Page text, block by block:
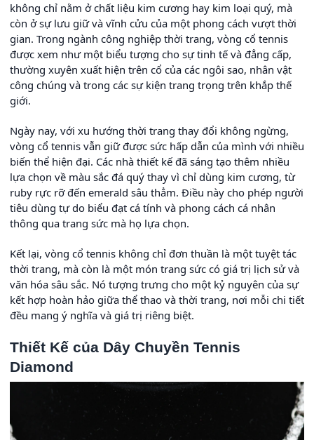
không chỉ nằm ở chất liệu kim cương hay kim loại quý, mà
còn ở sự lưu giữ và vĩnh cửu của một phong cách vượt thời
gian. Trong ngành công nghiệp thời trang, vòng cổ tennis
được xem như một biểu tượng cho sự tinh tế và đẳng cấp,
thường xuyên xuất hiện trên cổ của các ngôi sao, nhân vật
công chúng và trong các sự kiện trang trọng trên khắp thế
giới.
Ngày nay, với xu hướng thời trang thay đổi không ngừng,
vòng cổ tennis vẫn giữ được sức hấp dẫn của mình với nhiều
biến thể hiện đại. Các nhà thiết kế đã sáng tạo thêm nhiều
lựa chọn về màu sắc đá quý thay vì chỉ dùng kim cương, từ
ruby rực rỡ đến emerald sâu thẳm. Điều này cho phép người
tiêu dùng tự do biểu đạt cá tính và phong cách cá nhân
thông qua trang sức mà họ lựa chọn.
Kết lại, vòng cổ tennis không chỉ đơn thuần là một tuyệt tác
thời trang, mà còn là một món trang sức có giá trị lịch sử và
văn hóa sâu sắc. Nó tượng trưng cho một kỷ nguyên của sự
kết hợp hoàn hảo giữa thể thao và thời trang, nơi mỗi chi tiết
đều mang ý nghĩa và giá trị riêng biệt.
Thiết Kế của Dây Chuyền Tennis
Diamond